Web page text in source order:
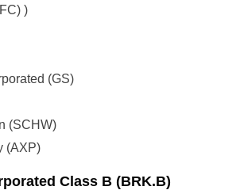
)
(GS)
(SCHW)
(AXP)
Class B (BRK.B)